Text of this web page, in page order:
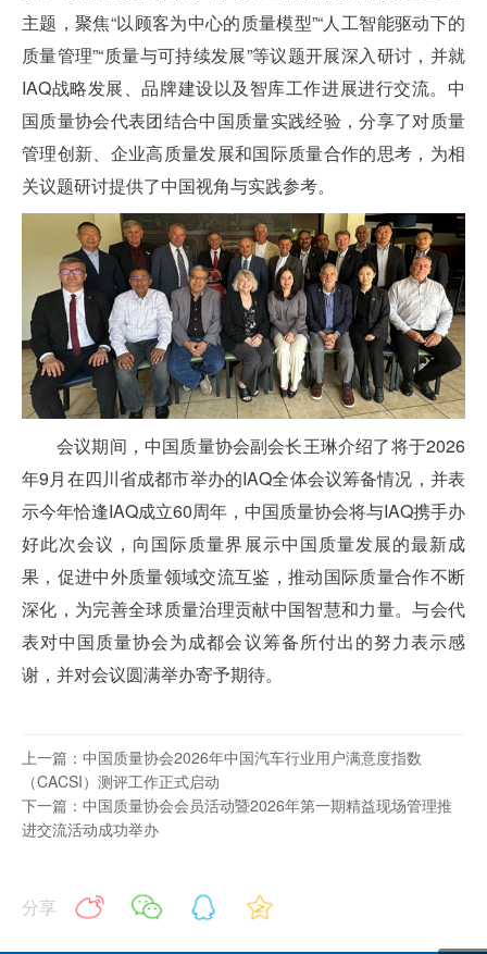
主题，聚焦“以顾客为中心的质量模型”“人工智能驱动下的
质量管理”“质量与可持续发展”等议题开展深入研讨，并就
IAQ战略发展、品牌建设以及智库工作进展进行交流。中
国质量协会代表团结合中国质量实践经验，分享了对质量
管理创新、企业高质量发展和国际质量合作的思考，为相
关议题研讨提供了中国视角与实践参考。
会议期间，中国质量协会副会长王琳介绍了将于2026
年9月在四川省成都市举办的IAQ全体会议筹备情况，并表
示今年恰逢IAQ成立60周年，中国质量协会将与IAQ携手办
好此次会议，向国际质量界展示中国质量发展的最新成
果，促进中外质量领域交流互鉴，推动国际质量合作不断
深化，为完善全球质量治理贡献中国智慧和力量。与会代
表对中国质量协会为成都会议筹备所付出的努力表示感
谢，并对会议圆满举办寄予期待。
上一篇：中国质量协会2026年中国汽车行业用户满意度指数
（CACSI）测评工作正式启动
下一篇：中国质量协会会员活动暨2026年第一期精益现场管理推
进交流活动成功举办
分享